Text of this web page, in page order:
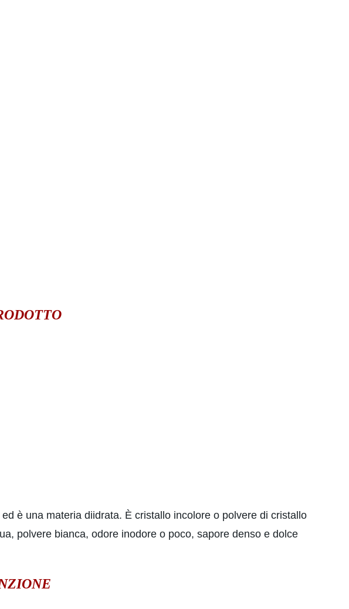
è una materia diidrata. È cristallo incolore o polvere di cristallo
polvere bianca, odore inodore o poco, sapore denso e dolce